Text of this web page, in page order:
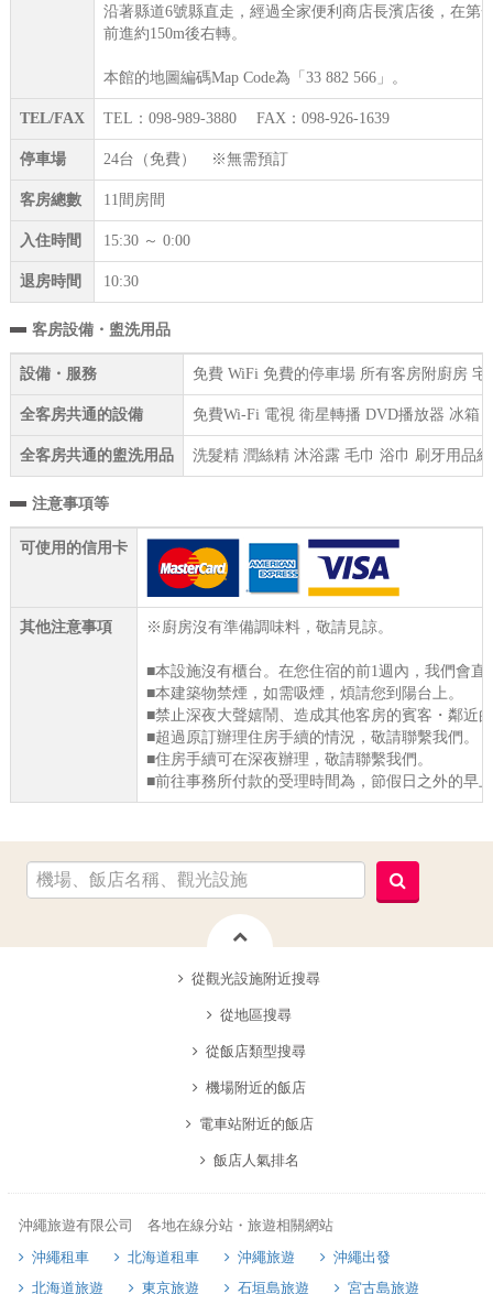
沿著縣道6號縣直走，經過全家便利商店長濱店後，在第
前進約150m後右轉。
本館的地圖編碼Map Code為「33 882 566」。
TEL/FAX TEL：098-989-3880 FAX：098-926-1639
停車場 24台（免費） ※無需預訂
客房總數 11間房間
入住時間 15:30 ～ 0:00
退房時間 10:30
客房設備・盥洗用品
設備・服務 免費 WiFi 免費的停車場 所有客房附廚房
全客房共通的設備 免費Wi-Fi 電視 衛星轉播 DVD播放器 冰箱
全客房共通的盥洗用品 洗髮精 潤絲精 沐浴露 毛巾 浴巾 刷牙用品
注意事項等
可使用的信用卡
其他注意事項 ※廚房沒有準備調味料，敬請見諒。
■本設施沒有櫃台。在您住宿的前1週內，我們會
■本建築物禁煙，如需吸煙，煩請您到陽台上。
■禁止深夜大聲嬉鬧、造成其他客房的賓客・鄰近
■超過原訂辦理住房手續的情況，敬請聯繫我們。
■住房手續可在深夜辦理，敬請聯繫我們。
■前往事務所付款的受理時間為，節假日之外的早
從觀光設施附近搜尋
從地區搜尋
從飯店類型搜尋
機場附近的飯店
電車站附近的飯店
飯店人氣排名
沖繩旅遊有限公司 各地在線分站・旅遊相關網站
沖繩租車
北海道租車 沖繩旅遊
沖繩出發
北海道旅遊
東京旅遊 石垣島旅遊 宮古島旅遊